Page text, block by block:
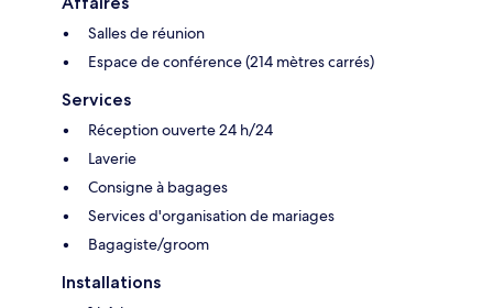
Salles de réunion
Espace de conférence (214 mètres carrés)
Services
Réception ouverte 24 h/24
Laverie
Consigne à bagages
Services d'organisation de mariages
Bagagiste/groom
Installations